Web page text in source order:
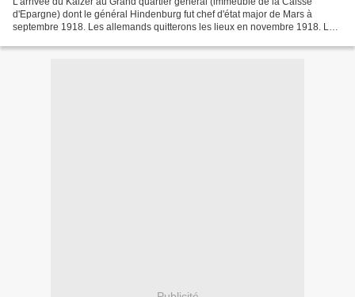
d'Epargne) dont le général Hindenburg fut chef d'état major de Mars à
septembre 1918. Les allemands quitterons les lieux en novembre 1918. Le